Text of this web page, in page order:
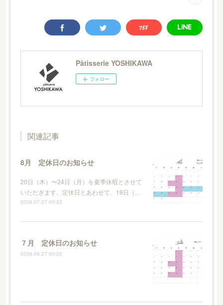
Pâtisserie YOSHIKAWA
フォロー
関連記事
8月 定休日のお知らせ
20日（木）〜24日（月）を夏季休暇とさせて
いただきます。定休日とあわせて、19日（…
2026.07.27 00:32
７月 定休日のお知らせ
2026.06.27 00:20